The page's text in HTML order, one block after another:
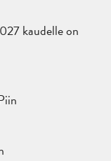
kaudelle on